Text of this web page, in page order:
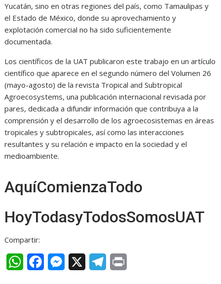
Yucatán, sino en otras regiones del país, como Tamaulipas y
el Estado de México, donde su aprovechamiento y
explotación comercial no ha sido suficientemente
documentada.
Los científicos de la UAT publicaron este trabajo en un artículo
científico que aparece en el segundo número del Volumen 26
(mayo-agosto) de la revista Tropical and Subtropical
Agroecosystems, una publicación internacional revisada por
pares, dedicada a difundir información que contribuya a la
comprensión y el desarrollo de los agroecosistemas en áreas
tropicales y subtropicales, así como las interacciones
resultantes y su relación e impacto en la sociedad y el
medioambiente.
AquíComienzaTodo
HoyTodasyTodosSomosUAT
Compartir:
W
M